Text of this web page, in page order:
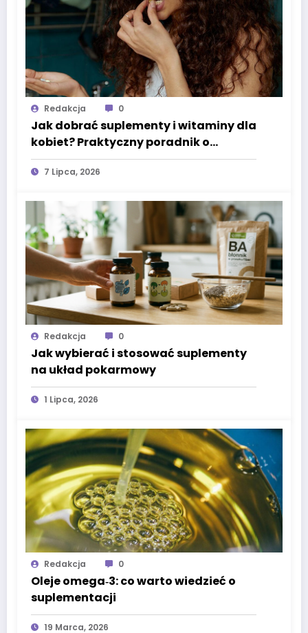
Redakcja 0
Jak dobrać suplementy i witaminy dla
kobiet? Praktyczny poradnik o
omega-3, witaminie D3 i minerałach
wspierających codzienne zdrowie
7 Lipca, 2026
Redakcja 0
Jak wybierać i stosować suplementy
na układ pokarmowy
1 Lipca, 2026
Redakcja 0
Oleje omega‑3: co warto wiedzieć o
suplementacji
19 Marca, 2026